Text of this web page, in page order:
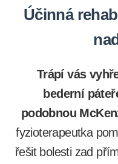
Účinná
Trápí vás
bederní
podobnou
fyzioterapeutka
řešit bolesti zad